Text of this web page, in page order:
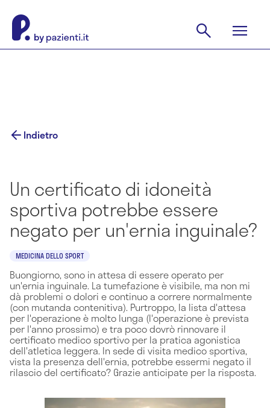
Indietro
Un certificato di idoneità
sportiva potrebbe essere
negato per un'ernia inguinale?
MEDICINA DELLO SPORT
Buongiorno, sono in attesa di essere operato per
un'ernia inguinale. La tumefazione è visibile, ma non mi
dà problemi o dolori e continuo a correre normalmente
(con mutanda contenitiva). Purtroppo, la lista d'attesa
per l'operazione è molto lunga (l'operazione è prevista
per l'anno prossimo) e tra poco dovrò rinnovare il
certificato medico sportivo per la pratica agonistica
dell'atletica leggera. In sede di visita medico sportiva,
vista la presenza dell'ernia, potrebbe essermi negato il
rilascio del certificato? Grazie anticipate per la risposta.